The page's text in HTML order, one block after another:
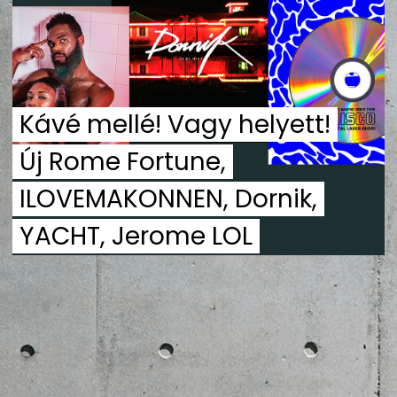
ZENE
MÉDIAAJÁNLAT
IMPRESSZUM
PR-ARCHÍVUM
ADATKEZELÉSI TÁJÉKOZTATÓ
Kávé mellé! Vagy helyett!
Új Rome Fortune,
ILOVEMAKONNEN, Dornik,
YACHT, Jerome LOL